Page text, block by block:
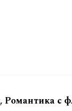
Романтика с